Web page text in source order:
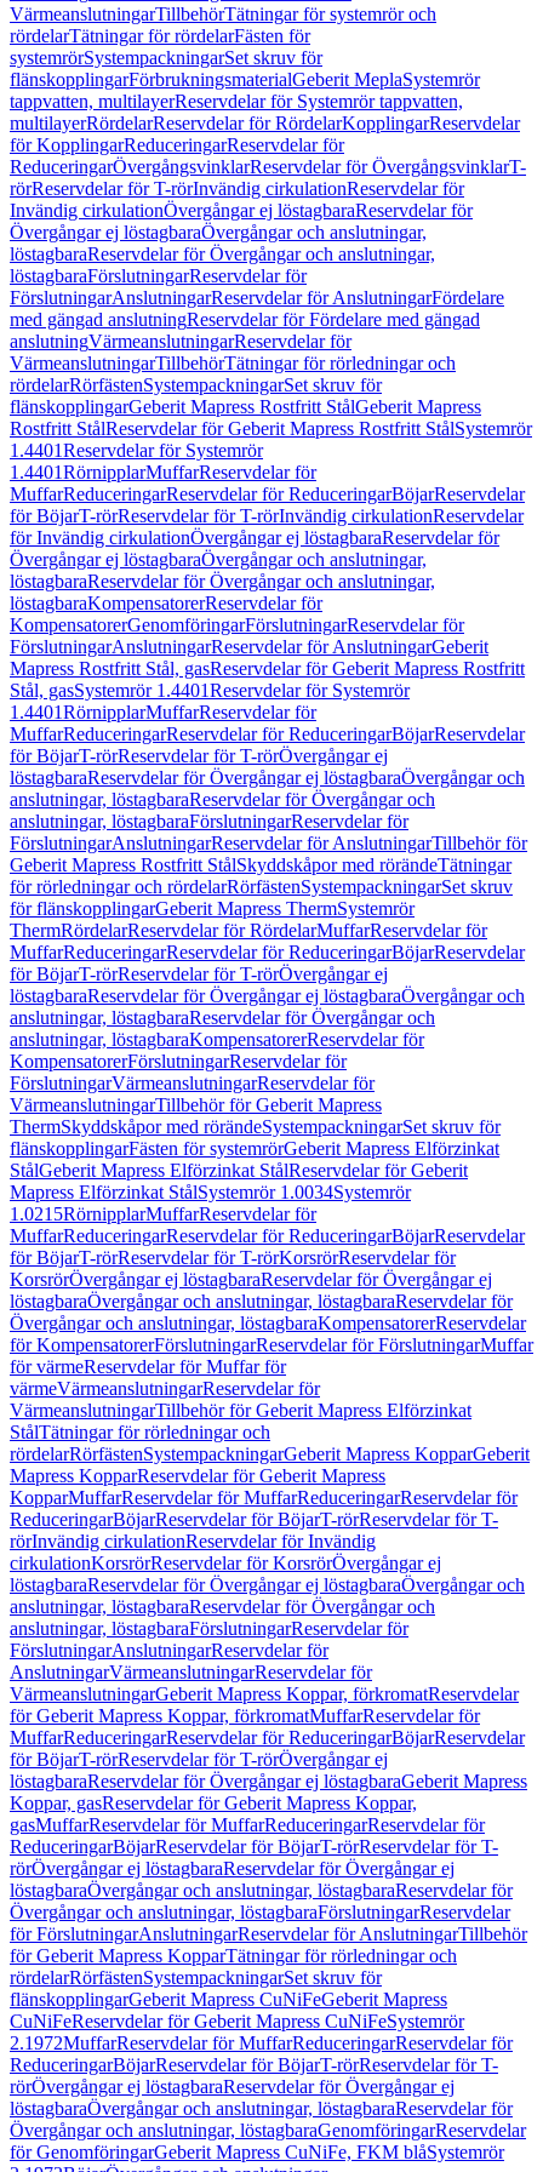
VärmeanslutningarTillbehörTätningar för systemrör och
rördelarTätningar för rördelarFästen för
systemrörSystempackningarSet skruv för
flänskopplingarFörbrukningsmaterialGeberit MeplaSystemrör
tappvatten, multilayerReservdelar för Systemrör tappvatten,
multilayerRördelarReservdelar för RördelarKopplingarReservdelar
för KopplingarReduceringarReservdelar för
ReduceringarÖvergångsvinklarReservdelar för ÖvergångsvinklarT-
rörReservdelar för T-rörInvändig cirkulationReservdelar för
Invändig cirkulationÖvergångar ej löstagbaraReservdelar för
Övergångar ej löstagbaraÖvergångar och anslutningar,
löstagbaraReservdelar för Övergångar och anslutningar,
löstagbaraFörslutningarReservdelar för
FörslutningarAnslutningarReservdelar för AnslutningarFördelare
med gängad anslutningReservdelar för Fördelare med gängad
anslutningVärmeanslutningarReservdelar för
VärmeanslutningarTillbehörTätningar för rörledningar och
rördelarRörfästenSystempackningarSet skruv för
flänskopplingarGeberit Mapress Rostfritt StålGeberit Mapress
Rostfritt StålReservdelar för Geberit Mapress Rostfritt StålSystemrör
1.4401Reservdelar för Systemrör
1.4401RörnipplarMuffarReservdelar för
MuffarReduceringarReservdelar för ReduceringarBöjarReservdelar
för BöjarT-rörReservdelar för T-rörInvändig cirkulationReservdelar
för Invändig cirkulationÖvergångar ej löstagbaraReservdelar för
Övergångar ej löstagbaraÖvergångar och anslutningar,
löstagbaraReservdelar för Övergångar och anslutningar,
löstagbaraKompensatorerReservdelar för
KompensatorerGenomföringarFörslutningarReservdelar för
FörslutningarAnslutningarReservdelar för AnslutningarGeberit
Mapress Rostfritt Stål, gasReservdelar för Geberit Mapress Rostfritt
Stål, gasSystemrör 1.4401Reservdelar för Systemrör
1.4401RörnipplarMuffarReservdelar för
MuffarReduceringarReservdelar för ReduceringarBöjarReservdelar
för BöjarT-rörReservdelar för T-rörÖvergångar ej
löstagbaraReservdelar för Övergångar ej löstagbaraÖvergångar och
anslutningar, löstagbaraReservdelar för Övergångar och
anslutningar, löstagbaraFörslutningarReservdelar för
FörslutningarAnslutningarReservdelar för AnslutningarTillbehör för
Geberit Mapress Rostfritt StålSkyddskåpor med rörändeTätningar
för rörledningar och rördelarRörfästenSystempackningarSet skruv
för flänskopplingarGeberit Mapress ThermSystemrör
ThermRördelarReservdelar för RördelarMuffarReservdelar för
MuffarReduceringarReservdelar för ReduceringarBöjarReservdelar
för BöjarT-rörReservdelar för T-rörÖvergångar ej
löstagbaraReservdelar för Övergångar ej löstagbaraÖvergångar och
anslutningar, löstagbaraReservdelar för Övergångar och
anslutningar, löstagbaraKompensatorerReservdelar för
KompensatorerFörslutningarReservdelar för
FörslutningarVärmeanslutningarReservdelar för
VärmeanslutningarTillbehör för Geberit Mapress
ThermSkyddskåpor med rörändeSystempackningarSet skruv för
flänskopplingarFästen för systemrörGeberit Mapress Elförzinkat
StålGeberit Mapress Elförzinkat StålReservdelar för Geberit
Mapress Elförzinkat StålSystemrör 1.0034Systemrör
1.0215RörnipplarMuffarReservdelar för
MuffarReduceringarReservdelar för ReduceringarBöjarReservdelar
för BöjarT-rörReservdelar för T-rörKorsrörReservdelar för
KorsrörÖvergångar ej löstagbaraReservdelar för Övergångar ej
löstagbaraÖvergångar och anslutningar, löstagbaraReservdelar för
Övergångar och anslutningar, löstagbaraKompensatorerReservdelar
för KompensatorerFörslutningarReservdelar för FörslutningarMuffar
för värmeReservdelar för Muffar för
värmeVärmeanslutningarReservdelar för
VärmeanslutningarTillbehör för Geberit Mapress Elförzinkat
StålTätningar för rörledningar och
rördelarRörfästenSystempackningarGeberit Mapress KopparGeberit
Mapress KopparReservdelar för Geberit Mapress
KopparMuffarReservdelar för MuffarReduceringarReservdelar för
ReduceringarBöjarReservdelar för BöjarT-rörReservdelar för T-
rörInvändig cirkulationReservdelar för Invändig
cirkulationKorsrörReservdelar för KorsrörÖvergångar ej
löstagbaraReservdelar för Övergångar ej löstagbaraÖvergångar och
anslutningar, löstagbaraReservdelar för Övergångar och
anslutningar, löstagbaraFörslutningarReservdelar för
FörslutningarAnslutningarReservdelar för
AnslutningarVärmeanslutningarReservdelar för
VärmeanslutningarGeberit Mapress Koppar, förkromatReservdelar
för Geberit Mapress Koppar, förkromatMuffarReservdelar för
MuffarReduceringarReservdelar för ReduceringarBöjarReservdelar
för BöjarT-rörReservdelar för T-rörÖvergångar ej
löstagbaraReservdelar för Övergångar ej löstagbaraGeberit Mapress
Koppar, gasReservdelar för Geberit Mapress Koppar,
gasMuffarReservdelar för MuffarReduceringarReservdelar för
ReduceringarBöjarReservdelar för BöjarT-rörReservdelar för T-
rörÖvergångar ej löstagbaraReservdelar för Övergångar ej
löstagbaraÖvergångar och anslutningar, löstagbaraReservdelar för
Övergångar och anslutningar, löstagbaraFörslutningarReservdelar
för FörslutningarAnslutningarReservdelar för AnslutningarTillbehör
för Geberit Mapress KopparTätningar för rörledningar och
rördelarRörfästenSystempackningarSet skruv för
flänskopplingarGeberit Mapress CuNiFeGeberit Mapress
CuNiFeReservdelar för Geberit Mapress CuNiFeSystemrör
2.1972MuffarReservdelar för MuffarReduceringarReservdelar för
ReduceringarBöjarReservdelar för BöjarT-rörReservdelar för T-
rörÖvergångar ej löstagbaraReservdelar för Övergångar ej
löstagbaraÖvergångar och anslutningar, löstagbaraReservdelar för
Övergångar och anslutningar, löstagbaraGenomföringarReservdelar
för GenomföringarGeberit Mapress CuNiFe, FKM blåSystemrör